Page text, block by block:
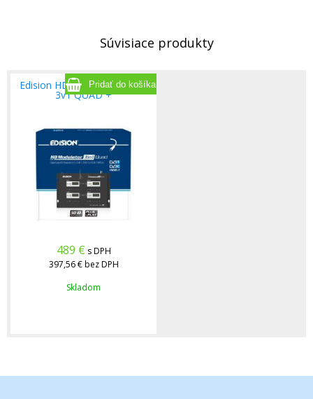
Súvisiace produkty
Edision HDMI MODULÁTOR
3v1 QUAD +
489 € s DPH
397,56 € bez DPH
Skladom